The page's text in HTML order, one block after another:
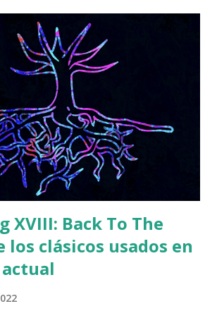
Fàbrica de Creació Fabra i Coats
XVIII: Back To The
los clásicos usados en